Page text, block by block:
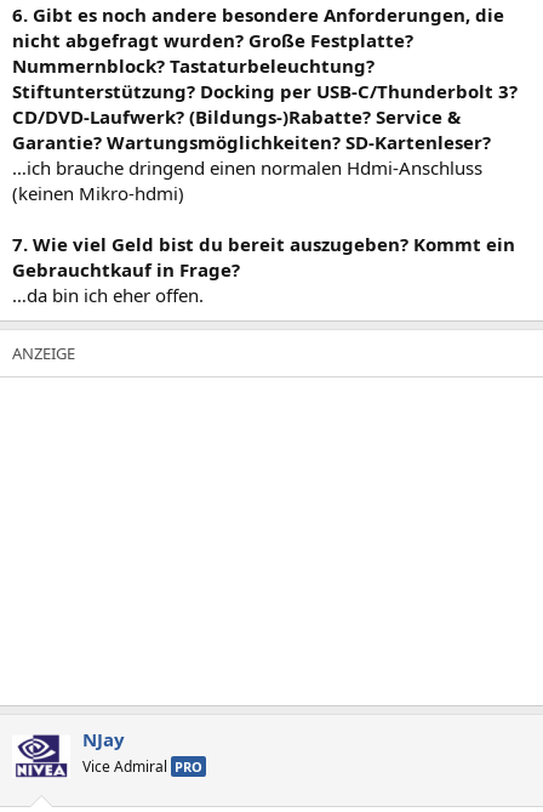
6. Gibt es noch andere besondere Anforderungen, die
nicht abgefragt wurden? Große Festplatte?
Nummernblock? Tastaturbeleuchtung?
Stiftunterstützung? Docking per USB-C/Thunderbolt 3?
CD/DVD-Laufwerk? (Bildungs-)Rabatte? Service &
Garantie? Wartungsmöglichkeiten? SD-Kartenleser?
…ich brauche dringend einen normalen Hdmi-Anschluss
(keinen Mikro-hdmi)
7. Wie viel Geld bist du bereit auszugeben? Kommt ein
Gebrauchtkauf in Frage?
…da bin ich eher offen.
NJay
Vice Admiral PRO